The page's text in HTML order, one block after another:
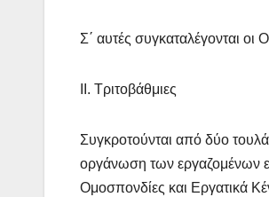
Σ΄ αυτές συγκαταλέγονται
ΙΙ. Τριτοβάθμιες
Συγκροτούνται από δύο
οργάνωση των
Ομοσπονδίες και Εργατικά